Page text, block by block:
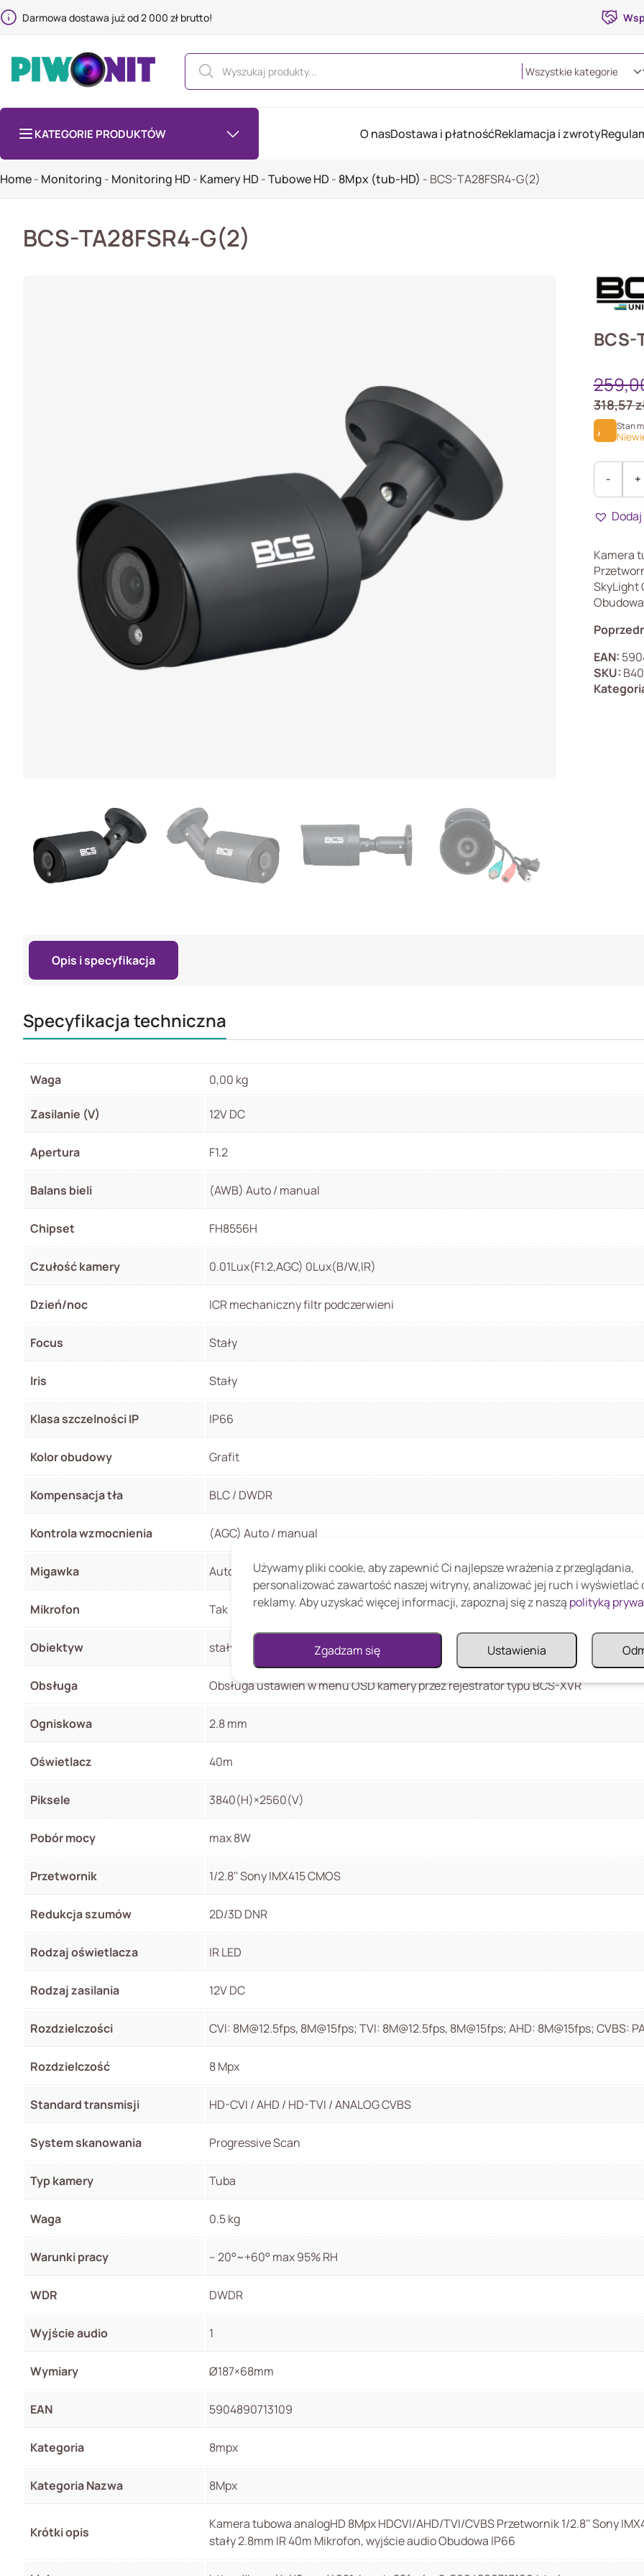
Darmowa dostawa już od 2 000 zł brutto!
KATEGORIE PRODUKTÓW O nasDostawa i płatnośćReklamacja i zwroty
Home- Monitoring - Monitoring HD- Kamery HD-Tubowe HD- 8Mpx (tub-HD) - BCS-TA28FSR4-G(2)
BCS-TA28FSR4-G(2)
BCS-
318,57
Stan
-
BCS-
+
Kamera
SkyLight
EAN:
SKU:
Opis i specyfikacja
Specyfikacja techniczna
Waga 0,00 kg
Zasilanie (V) 12V DC
Apertura F1.2
Balans bieli (AWB) Auto / manual
Chipset FH8556H
Czułość kamery 0.01Lux(F1.2,AGC) 0Lux(B/W,IR)
Dzień/noc ICR mechaniczny filtr podczerwieni
Focus Stały
Iris Stały
Klasa szczelności IP IP66
Kolor obudowy Grafit
Kompensacja tła BLC / DWDR
Kontrola wzmocnienia (AGC) Auto / manual
Migawka Auto / manual 1/30s~1/10000s
Mikrofon Tak
Obiektyw stały
Obsługa Obsługa ustawień w menu OSD kamery przez rejestrator typu BCS-XVR
Ogniskowa 2.8 mm
Oświetlacz 40m
Piksele 3840(H)×2560(V)
Pobór mocy max 8W
Przetwornik 1/2.8'' Sony IMX415 CMOS
Redukcja szumów 2D/3D DNR
Rodzaj oświetlacza IR LED
Rodzaj zasilania 12V DC
Rozdzielczości CVI: 8M@12.5fps, 8M@15fps; TVI: 8M@12.5fps, 8M@15fps; AHD: 8M@15fps; CVBS:
Rozdzielczość 8 Mpx
Standard transmisji HD-CVI / AHD / HD-TVI / ANALOG CVBS
System skanowania Progressive Scan
Typ kamery Tuba
Waga 0.5 kg
Warunki pracy – 20°~+60° max 95% RH
WDR DWDR
Wyjście audio 1
Wymiary Ø187×68mm
EAN 5904890713109
Kategoria 8mpx
Kategoria Nazwa 8Mpx
Krótki opis
Kamera tubowa analogHD 8Mpx HDCVI/AHD/TVI/CVBS Przetwornik 1/2.8'' Sony
stały 2.8mm IR 40m Mikrofon, wyjście audio Obudowa IP66
Używamy pliki cookie, aby zapewnić Ci najlepsze wrażenia z przeglądania,
personalizować zawartość naszej witryny, analizować jej ruch i wyświetlać
reklamy. Aby uzyskać więcej informacji, zapoznaj się z naszą polityką
Zgadzam się Ustawienia